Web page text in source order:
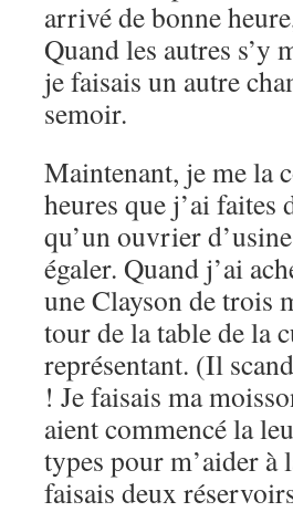
arrivé de bonne
Quand les autres s’y
je faisais un autre
semoir.
Maintenant, je me la
heures que j’ai faites
qu’un ouvrier
égaler. Quand j’ai
une Clayson de trois
tour de la table de la
représentant. (Il
! Je faisais ma
aient commencé la
types pour m’aider à
faisais deux